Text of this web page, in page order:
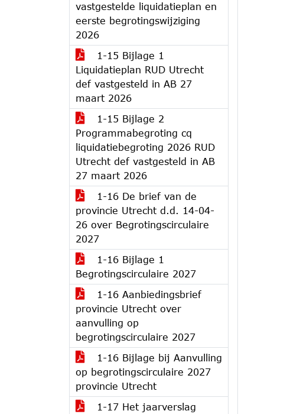
vastgestelde liquidatieplan en
eerste begrotingswijziging
2026
1-15 Bijlage 1
Liquidatieplan RUD Utrecht
def vastgesteld in AB 27
maart 2026
1-15 Bijlage 2
Programmabegroting cq
liquidatiebegroting 2026 RUD
Utrecht def vastgesteld in AB
27 maart 2026
1-16 De brief van de
provincie Utrecht d.d. 14-04-
26 over Begrotingscirculaire
2027
1-16 Bijlage 1
Begrotingscirculaire 2027
1-16 Aanbiedingsbrief
provincie Utrecht over
aanvulling op
begrotingscirculaire 2027
1-16 Bijlage bij Aanvulling
op begrotingscirculaire 2027
provincie Utrecht
1-17 Het jaarverslag